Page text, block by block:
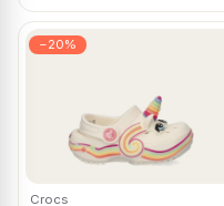
−20%
Crocs